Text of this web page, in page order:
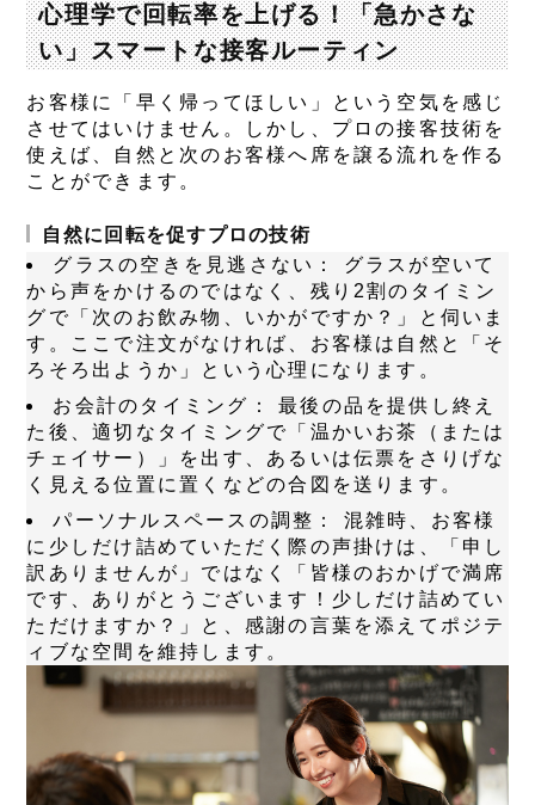
心理学で回転率を上げる！「急かさな
い」スマートな接客ルーティン
お客様に「早く帰ってほしい」という空気を感じ
させてはいけません。しかし、プロの接客技術を
使えば、自然と次のお客様へ席を譲る流れを作る
ことができます。
自然に回転を促すプロの技術
グラスの空きを見逃さない：
グラスが空いて
から声をかけるのではなく、残り2割のタイミン
グで「次のお飲み物、いかがですか？」と伺いま
す。ここで注文がなければ、お客様は自然と「そ
ろそろ出ようか」という心理になります。
お会計のタイミング：
最後の品を提供し終え
た後、適切なタイミングで「温かいお茶（または
チェイサー）」を出す、あるいは伝票をさりげな
く見える位置に置くなどの合図を送ります。
パーソナルスペースの調整：
混雑時、お客様
に少しだけ詰めていただく際の声掛けは、「申し
訳ありませんが」ではなく「皆様のおかげで満席
です、ありがとうございます！少しだけ詰めてい
ただけますか？」と、感謝の言葉を添えてポジテ
ィブな空間を維持します。